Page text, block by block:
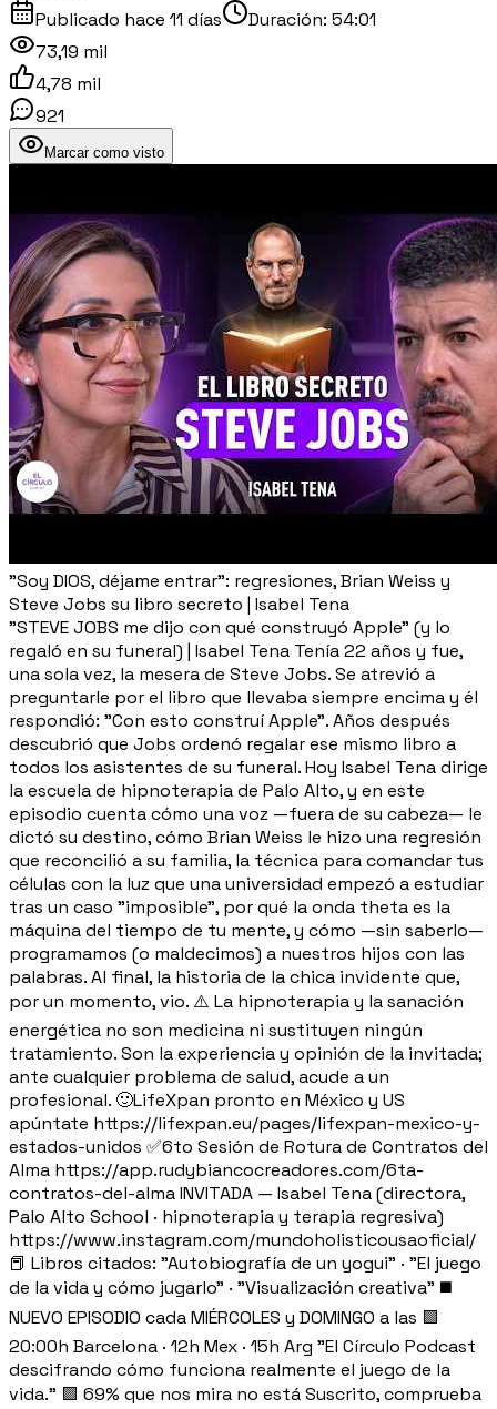
Publicado hace 11 días Duración: 54:01
73,19 mil
4,78 mil
921
Marcar como visto
"Soy DIOS, déjame entrar": regresiones, Brian Weiss y
Steve Jobs su libro secreto | Isabel Tena
"STEVE JOBS me dijo con qué construyó Apple" (y lo
regaló en su funeral) | Isabel Tena Tenía 22 años y fue,
una sola vez, la mesera de Steve Jobs. Se atrevió a
preguntarle por el libro que llevaba siempre encima y él
respondió: "Con esto construí Apple". Años después
descubrió que Jobs ordenó regalar ese mismo libro a
todos los asistentes de su funeral. Hoy Isabel Tena dirige
la escuela de hipnoterapia de Palo Alto, y en este
episodio cuenta cómo una voz —fuera de su cabeza— le
dictó su destino, cómo Brian Weiss le hizo una regresión
que reconcilió a su familia, la técnica para comandar tus
células con la luz que una universidad empezó a estudiar
tras un caso "imposible", por qué la onda theta es la
máquina del tiempo de tu mente, y cómo —sin saberlo—
programamos (o maldecimos) a nuestros hijos con las
palabras. Al final, la historia de la chica invidente que,
por un momento, vio. ⚠️ La hipnoterapia y la sanación
energética no son medicina ni sustituyen ningún
tratamiento. Son la experiencia y opinión de la invitada;
ante cualquier problema de salud, acude a un
profesional. 🙂LifeXpan pronto en México y US
apúntate https://lifexpan.eu/pages/lifexpan-mexico-y-
estados-unidos ✅6to Sesión de Rotura de Contratos del
Alma https://app.rudybiancocreadores.com/6ta-
contratos-del-alma INVITADA — Isabel Tena (directora,
Palo Alto School · hipnoterapia y terapia regresiva)
https://www.instagram.com/mundoholisticousaoficial/
📕 Libros citados: "Autobiografía de un yogui" · "El juego
de la vida y cómo jugarlo" · "Visualización creativa" ◼️
NUEVO EPISODIO cada MIÉRCOLES y DOMINGO a las 🟪
20:00h Barcelona · 12h Mex · 15h Arg "El Círculo Podcast
descifrando cómo funciona realmente el juego de la
vida." 🟪 69% que nos mira no está Suscrito, comprueba